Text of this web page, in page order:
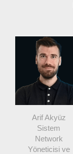
Arif Akyüz
Sistem
Network
Yöneticisi ve